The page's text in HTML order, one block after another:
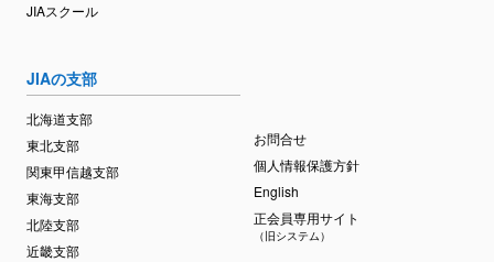
JIAスクール
JIAの支部
北海道支部
東北支部
関東甲信越支部
東海支部
北陸支部
近畿支部
お問合せ
個人情報保護方針
English
正会員専用サイト
（旧システム）